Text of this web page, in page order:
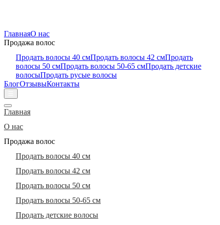
ГлавнаяО нас
Продажа волос
Продать волосы 40 смПродать волосы 42 смПродать
волосы 50 смПродать волосы 50-65 смПродать детские
волосыПродать русые волосы
БлогОтзывыКонтакты
Главная
О нас
Продажа волос
Продать волосы 40 см
Продать волосы 42 см
Продать волосы 50 см
Продать волосы 50-65 см
Продать детские волосы